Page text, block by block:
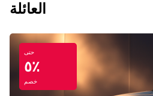
العائلة
حتى
٥٪
خصم